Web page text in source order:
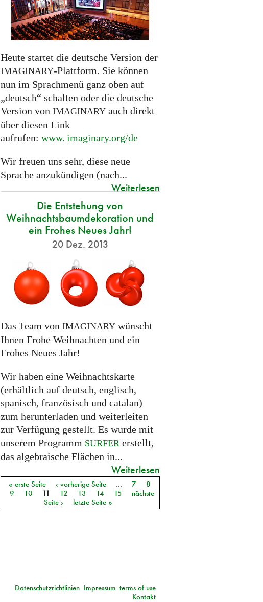
Heute startet die deutsche Version der
IMAGINARY-Plattform. Sie können
nun im Sprachmenü ganz oben auf
„deutsch“ schalten oder die deutsche
Version von IMAGINARYauch direkt
über diesen Link
aufrufen: www. imaginary.org/de
Wir freuen uns sehr, diese neue
Sprache anzukündigen (nach...
Weiterlesen
Die Entstehung von
Weihnachtsbaumdekoration und
ein Frohes Neues Jahr!
20 Dez. 2013
Das Team von IMAGINARYwünscht
Ihnen Frohe Weihnachten und ein
Frohes Neues Jahr!
Wir haben eine Weihnachtskarte
(erhältlich auf deutsch, englisch,
spanisch, französisch und catalan)
zum herunterladen und weiterleiten
zur Verfügung gestellt. Es wurde mit
unserem Programm SURFER erstellt,
das algebraische Flächen in...
Weiterlesen
Seiten
« erste Seite ‹ vorherige Seite … 7
8
9
10 11 12 13 14 15
nächste
Seite ›
letzte Seite »
terms of use
Impressum
Datenschutzrichtlinien
Kontakt